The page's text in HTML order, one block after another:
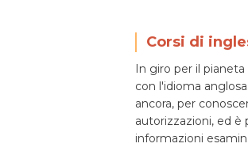
Corsi di
In giro per il
con l'idioma
ancora, per
autorizzazioni, ed è
informazioni